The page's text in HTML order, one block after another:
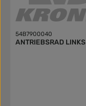
54B7900040
ANTRIEBSRAD LINKS